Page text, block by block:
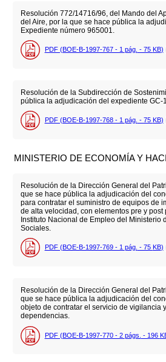
Resolución 772/14716/96, del Mando del
del Aire, por la que se hace pública la
Expediente número 965001.
PDF (BOE-B-1997-767 - 1 pág. - 75 KB)
Resolución de la Subdirección de
pública la adjudicación del expediente GC-
PDF (BOE-B-1997-768 - 1 pág. - 75 KB)
MINISTERIO DE ECONOMÍA Y
Resolución de la Dirección General del
que se hace pública la adjudicación del
para contratar el suministro de equipos de
de alta velocidad, con elementos pre y post
Instituto Nacional de Empleo del Ministerio
Sociales.
PDF (BOE-B-1997-769 - 1 pág. - 75 KB)
Resolución de la Dirección General del
que se hace pública la adjudicación del
objeto de contratar el servicio de vigilancia
dependencias.
PDF (BOE-B-1997-770 - 2 págs. - 196